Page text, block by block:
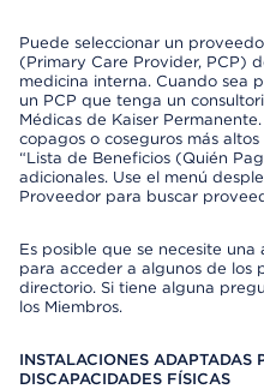
Puede seleccionar un
(Primary Care Provider, PCP)
medicina interna. Cuando sea
un PCP que tenga un
Médicas de Kaiser
copagos o coseguros más
“Lista de Beneficios (Quién
adicionales. Use el menú
Proveedor para buscar
Es posible que se necesite
para acceder a algunos de los
directorio. Si tiene alguna
los Miembros.
INSTALACIONES ADAPTADAS
DISCAPACIDADES FÍSICAS